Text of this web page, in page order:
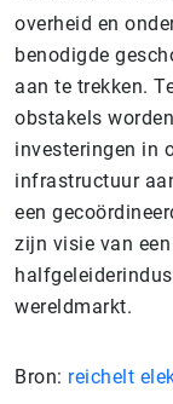
overheid en
benodigde
aan te trekken.
obstakels
investeringen in
infrastructuur
een
zijn visie van
wereldmarkt.
Bron: reichelt